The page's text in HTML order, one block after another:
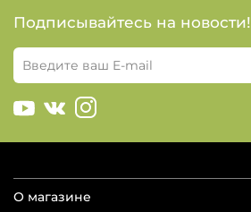
Подписывайтесь на новости!
О магазине